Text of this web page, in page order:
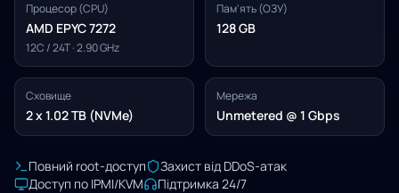
Процесор (CPU)
AMD EPYC 7272
12C / 24T · 2.90 GHz
Пам'ять (ОЗУ)
128 GB
Сховище
2 x 1.02 TB (NVMe)
Мережа
Unmetered @ 1 Gbps
Повний root-доступ
Захист від DDoS-атак
Доступ по IPMI/KVM
Підтримка 24/7